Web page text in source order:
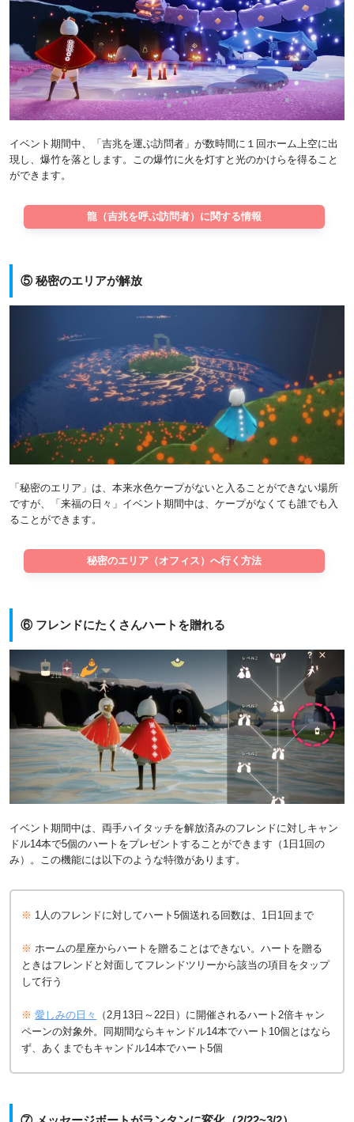
イベント期間中、「吉兆を運ぶ訪問者」が数時間に１回ホーム上空に出
現し、爆竹を落とします。この爆竹に火を灯すと光のかけらを得ること
ができます。
龍（吉兆を呼ぶ訪問者）に関する情報
⑤ 秘密のエリアが解放
「秘密のエリア」は、本来水色ケープがないと入ることができない場所
ですが、「来福の日々」イベント期間中は、ケープがなくても誰でも入
ることができます。
秘密のエリア（オフィス）へ行く方法
⑥ フレンドにたくさんハートを贈れる
イベント期間中は、両手ハイタッチを解放済みのフレンドに対しキャン
ドル14本で5個のハートをプレゼントすることができます（1日1回の
み）。この機能には以下のような特徴があります。
※ 1人のフレンドに対してハート5個送れる回数は、1日1回まで
※ ホームの星座からハートを贈ることはできない。ハートを贈る
ときはフレンドと対面してフレンドツリーから該当の項目をタップ
して行う
※ 愛しみの日々
（2月13日～22日）に開催されるハート2倍キャン
ペーンの対象外。同期間ならキャンドル14本でハート10個とはなら
ず、あくまでもキャンドル14本でハート5個